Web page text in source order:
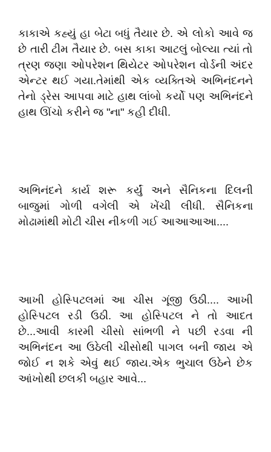
કાકાએ કહ્યું હા બેટા બધું તૈયાર છે. એ લોકો આવે જ
છે તારી ટીમ તૈયાર છે. બસ કાકા આટલું બોલ્યા ત્યાં તો
ત્રણ જણા ઓપરેશન થિયેટર ઓપરેશન વોર્ડની અંદર
એન્ટર થઈ ગયા.તેમાંથી એક વ્યક્તિએ અભિનંદનને
તેનો ડ્રેસ આપવા માટે હાથ લાંબો કર્યો પણ અભિનંદને
હાથ ઊંચો કરીને જ "ના" કહી દીધી.
અભિનંદને કાર્ય શરૂ કર્યું અને સૈનિકના દિલની
બાજુમાં ગોળી વગેલી એ ખેંચી લીધી. સૈનિકના
મોઢામાંથી મોટી ચીસ નીકળી ગઈ આઆઆઆ....
આખી હોસ્પિટલમાં આ ચીસ ગૂંજી ઉઠી.... આખી
હોસ્પિટલ રડી ઉઠી. આ હોસ્પિટલ ને તો આદત
છે...આવી કારમી ચીસો સાંભળી ને પછી રડવા ની
અભિનંદન આ ઉઠેલી ચીસોથી પાગલ બની જાય એ
જોઈ ન શકે એવું થઈ જાય.એક ભુચાલ ઉઠેને છેક
આંખોથી છલકી બહાર આવે...